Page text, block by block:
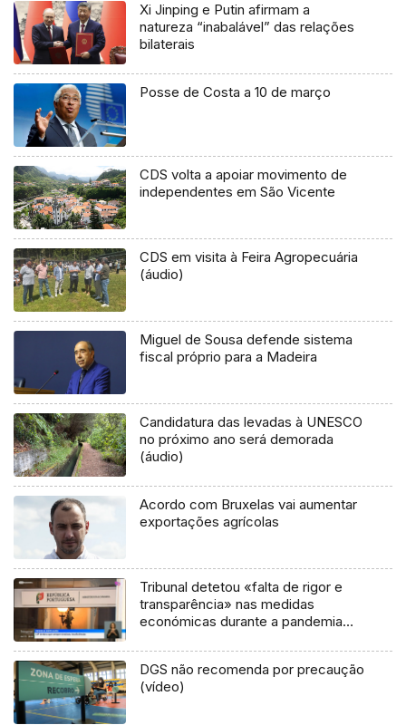
Xi Jinping e Putin afirmam a
natureza “inabalável” das relações
bilaterais
Posse de Costa a 10 de março
CDS volta a apoiar movimento de
independentes em São Vicente
CDS em visita à Feira Agropecuária
(áudio)
Miguel de Sousa defende sistema
fiscal próprio para a Madeira
Candidatura das levadas à UNESCO
no próximo ano será demorada
(áudio)
Acordo com Bruxelas vai aumentar
exportações agrícolas
Tribunal detetou «falta de rigor e
transparência» nas medidas
económicas durante a pandemia
DGS não recomenda por precaução
(vídeo)